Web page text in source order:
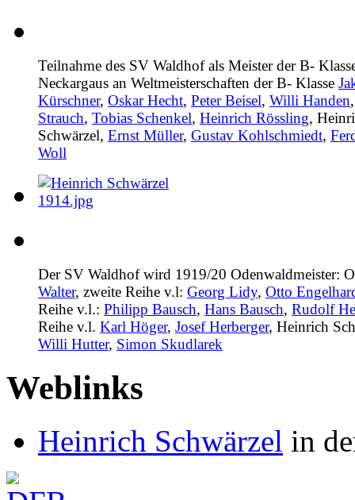
Teilnahme des SV Waldhof als Meister der B-
Neckargaus an Weltmeisterschaften der B- Klasse
Kürschner, Oskar Hecht, Peter Beisel, Willi Handen
Strauch, Tobias Schenkel, Heinrich Rössling,
Schwärzel, Ernst Müller, Gustav Kohlschmiedt,
Woll
Der SV Waldhof wird 1919/20 Odenwaldmeister:
Walter, zweite Reihe v.l: Georg Lidy, Otto
Reihe v.l.: Philipp Bausch, Hans Bausch, Rudolf
Reihe v.l. Karl Höger, Josef Herberger, Heinrich
Willi Hutter, Simon Skudlarek
Weblinks
Heinrich Schwärzel in